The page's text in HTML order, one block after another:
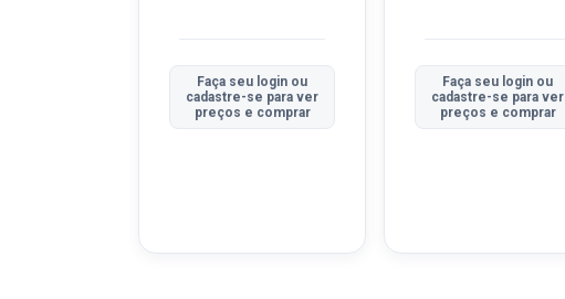
Faça seu login ou
cadastre-se para ver
preços e comprar
Faça seu login ou
cadastre-se para ver
preços e comprar